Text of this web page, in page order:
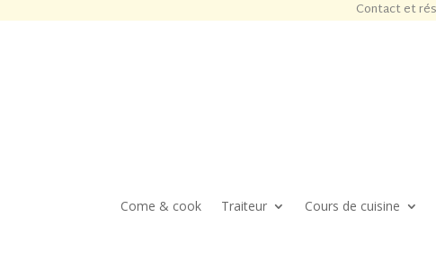
Contact et
Come & cook Traiteur Cours de cuisine